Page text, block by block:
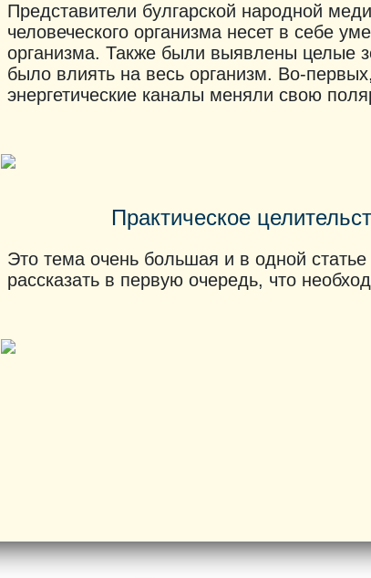
Представители булгарской народной
человеческого организма несет в себе
организма. Также были выявлены целые
было влиять на весь организм. Во-
энергетические каналы меняли свою
Практическое
Это тема очень большая и в одной
рассказать в первую очередь, что